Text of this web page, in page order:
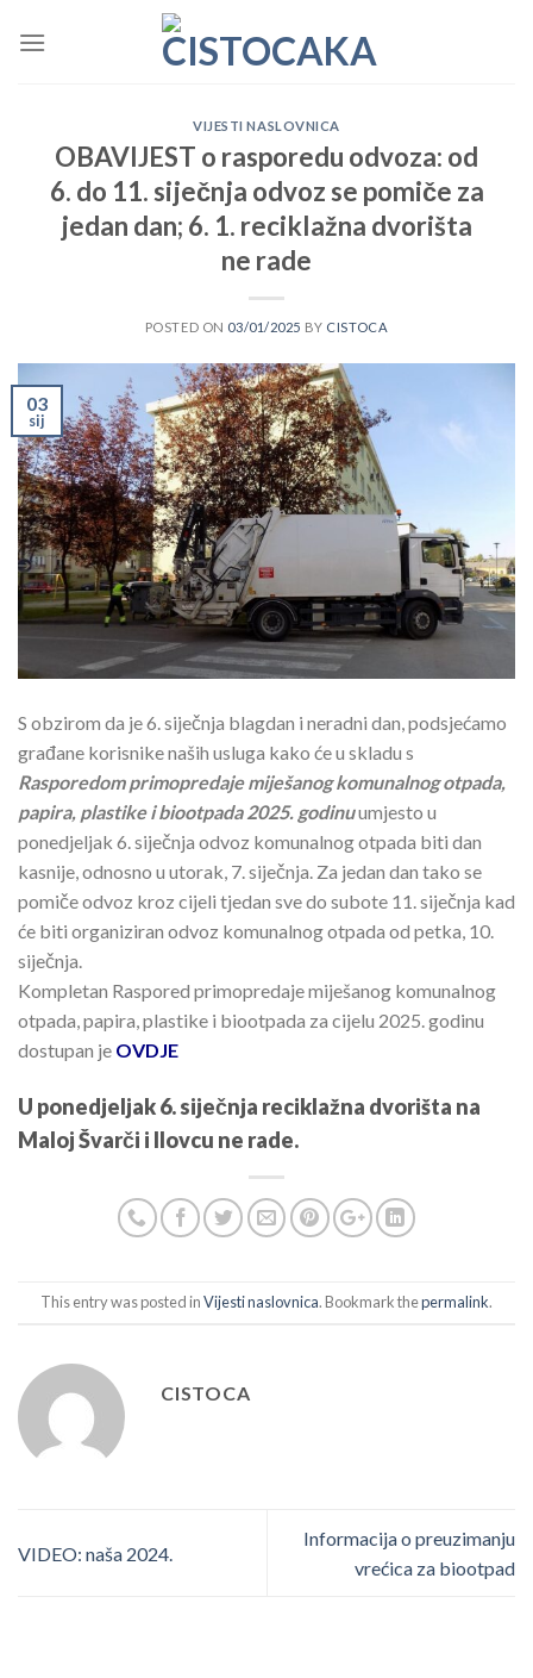
VIJESTI NASLOVNICA
OBAVIJEST o rasporedu odvoza: od
6. do 11. siječnja odvoz se pomiče za
jedan dan; 6. 1. reciklažna dvorišta
ne rade
POSTED ON 03/01/2025 BY CISTOCA
03
sij
S obzirom da je 6. siječnja blagdan i neradni dan, podsjećamo
građane korisnike naših usluga kako će u skladu s
Rasporedom primopredaje miješanog komunalnog otpada,
papira, plastike i biootpada 2025. godinuumjesto u
ponedjeljak 6. siječnja odvoz komunalnog otpada biti dan
kasnije, odnosno u utorak, 7. siječnja. Za jedan dan tako se
pomiče odvoz kroz cijeli tjedan sve do subote 11. siječnja kad
će biti organiziran odvoz komunalnog otpada od petka, 10.
siječnja.
Kompletan Raspored primopredaje miješanog komunalnog
otpada, papira, plastike i biootpada za cijelu 2025. godinu
dostupan je OVDJE
U ponedjeljak 6. siječnja reciklažna dvorišta na
Maloj Švarči i Ilovcu ne rade.
This entry was posted inVijesti naslovnica. Bookmark thepermalink.
CISTOCA
VIDEO: naša 2024.
Informacija o preuzimanju
vrećica za biootpad